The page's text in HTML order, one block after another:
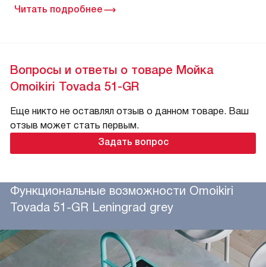
Читать подробнее
Вопросы и ответы о товаре Мойка
Omoikiri Tovada 51-GR
Еще никто не оставлял отзыв о данном товаре. Ваш
отзыв может стать первым.
Задать вопрос
Функциональные возможности Omoikiri
Tovada 51-GR Leningrad grey